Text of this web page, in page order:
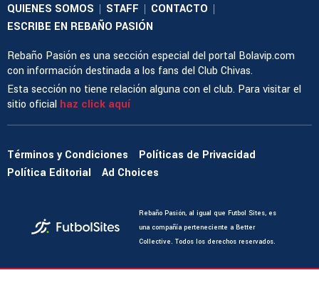
QUIENES SOMOS | STAFF | CONTACTO |
ESCRIBE EN REBAÑO PASIÓN
Rebaño Pasión es una sección especial del portal Bolavip.com
con información destinada a los fans del Club Chivas.
Esta sección no tiene relación alguna con el club. Para visitar el
sitio oficial haz click aquí
Términos y Condiciones
Políticas de Privacidad
Política Editorial
Ad Choices
Rebaño Pasión, al igual que Futbol Sites, es
una compañía perteneciente a Better
Collective. Todos los derechos reservados.